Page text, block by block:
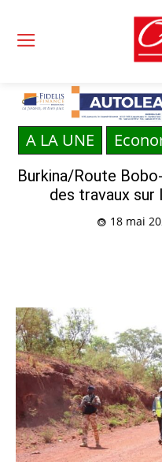
A LA UNE
Burkina/Route
des travaux sur
18 mai